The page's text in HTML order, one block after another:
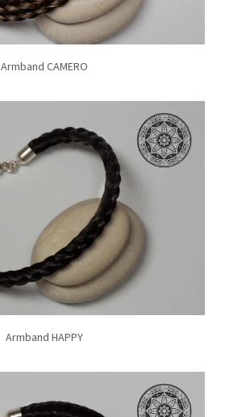
Armband CAMERO
Armband HAPPY